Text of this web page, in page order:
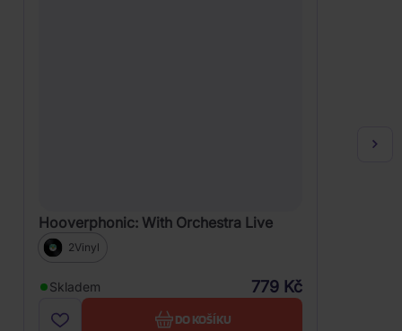
Hooverphonic: With Orchestra Live
2Vinyl
Skladem 779 Kč
DO KOŠÍKU